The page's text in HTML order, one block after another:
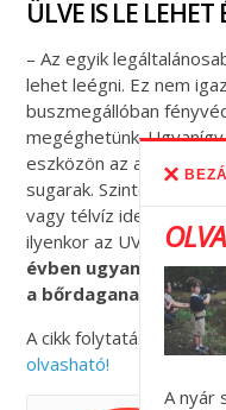
ÜLVE IS LE LEHET
– Az egyik
lehet leégni. Ez nem
buszmegállóban
megéghetünk.
eszközön az ablak
sugarak. Szintén téves
vagy télvíz idején nem
ilyenkor az UVB-
évben ugyanolyan
a bőrdaganatok
A cikk folytatása
olvasható!
A nyár